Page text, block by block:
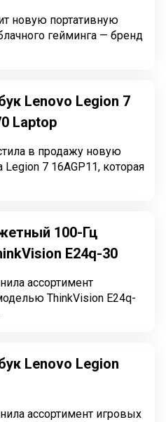
новую портативную
гейминга — бренд
Lenovo Legion 7
Laptop
в продажу новую
7 16AGP11, которая
100-Гц
E24q-30
ассортимент
ThinkVision E24q-
Lenovo Legion
ассортимент игровых